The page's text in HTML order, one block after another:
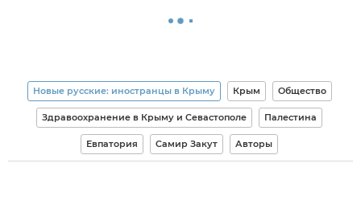
Новые русские: иностранцы в Крыму Крым Общество
Здравоохранение в Крыму и Севастополе Палестина
Евпатория Самир Закут Авторы